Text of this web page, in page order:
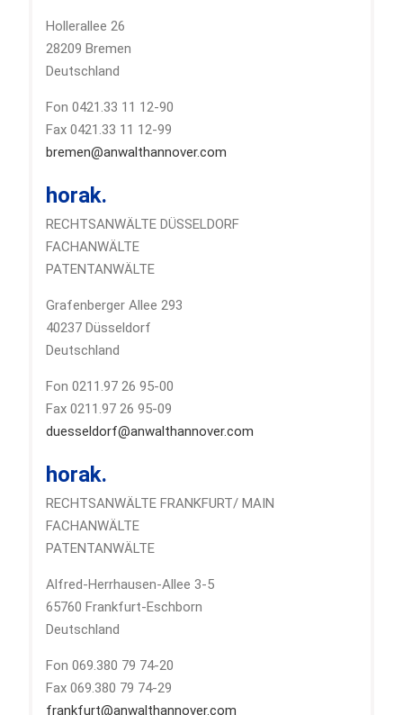
Hollerallee 26
28209 Bremen
Deutschland
Fon 0421.33 11 12-90
Fax 0421.33 11 12-99
bremen@anwalthannover.com
horak.
RECHTSANWÄLTE DÜSSELDORF
FACHANWÄLTE
PATENTANWÄLTE
Grafenberger Allee 293
40237 Düsseldorf
Deutschland
Fon 0211.97 26 95-00
Fax 0211.97 26 95-09
duesseldorf@anwalthannover.com
horak.
RECHTSANWÄLTE FRANKFURT/ MAIN
FACHANWÄLTE
PATENTANWÄLTE
Alfred-Herrhausen-Allee 3-5
65760 Frankfurt-Eschborn
Deutschland
Fon 069.380 79 74-20
Fax 069.380 79 74-29
frankfurt@anwalthannover.com